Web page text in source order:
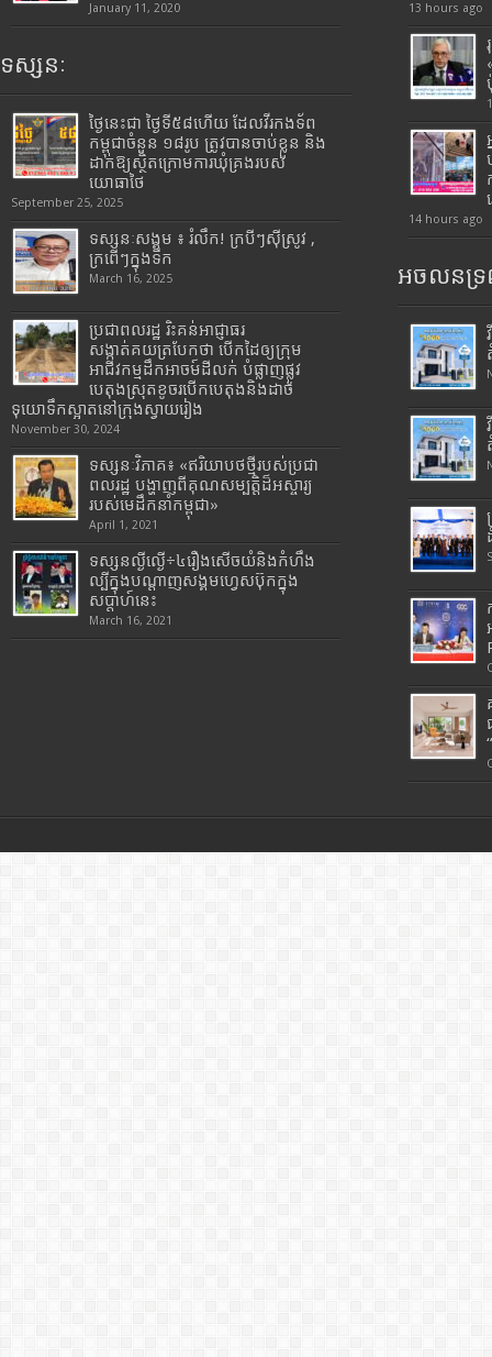
January 11, 2020
ទស្សនៈ
ថ្ងៃនេះជា ថ្ងៃទី៥៨ហើយ ដែលវីរកងទ័ព
កម្ពុជាចំនួន ១៨រូប ត្រូវបានចាប់ខ្លួន និង
ដាក់ឱ្យស្ថិតក្រោមការឃុំគ្រងរបស់
យោធាថៃ
September 25, 2025
ទស្សនៈសង្គម ៖ រំលឹក! ក្របីៗស៊ីស្រូវ ,
ក្រពើៗក្នុងទឹក
March 16, 2025
ប្រជាពលរដ្ឋ រិះគន់អាជ្ញាធរ
សង្កាត់គយត្របែកថា បើកដៃឲ្យក្រុម
អាជីវកម្មដឹកអាចម៍ដីលក់ បំផ្លាញផ្លូវ
បេតុងស្រុតខូចរបើកបេតុងនិងដាច់
ទុយោទឹកស្អាតនៅក្រុងស្វាយរៀង
November 30, 2024
ទស្សនៈវិភាគ៖ «ឥរិយាបថថ្មីរបស់ប្រជា
ពលរដ្ឋ បង្ហាញពីគុណសម្បត្តិដ៏អស្ចារ្យ
របស់មេដឹកនាំកម្ពុជា»
April 1, 2021
ទស្សនល្ងីល្ងើ÷៤រឿងសើចយំនិងកំហឹង
ល្បីក្នុងបណ្តាញសង្គមហ្វេសប៊ុកក្នុង
សប្តាហ៍នេះ
March 16, 2021
13 hours ago
14 hours ago
អចលនទ្រ